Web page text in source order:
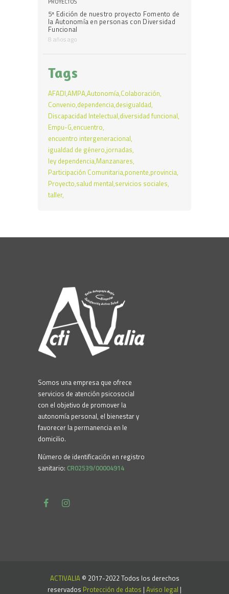
5ª Edición de nuestro proyecto Fomento de
la Autonomía en personas con Diversidad
Funcional
8 años ago
Tags
AFADI AMPAAutonomía Colaboración
Convenio dependencia desigualdad
Discapacidad Intelectual diversidad funcional
Empu-G encuentro
encuentro intergeneracional
igualdad de género jornadas
ley dependencia Manzanares
Participación Comunitaria ponente provincia
Proyecto salud mental servicios sociales
taller
Somos una empresa que ofrece
servicios de atención psicosocial
con el objetivo de promover la
autonomía personal, el bienestar y
favorecer la permanencia en le
domicilio.
Número de identificación en registro
sanitario: CR02539/00004914
ACTIVALIA© 2017-2022 Todos los derechos
reservados Protección de datos | Aviso legal |